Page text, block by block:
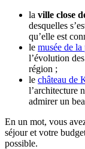
la ville close
desquelles
qu’elle est
le musée de la
l’évolution
région ;
le château de
l’architecture
admirer un
En un mot, vous
séjour et votre
possible.